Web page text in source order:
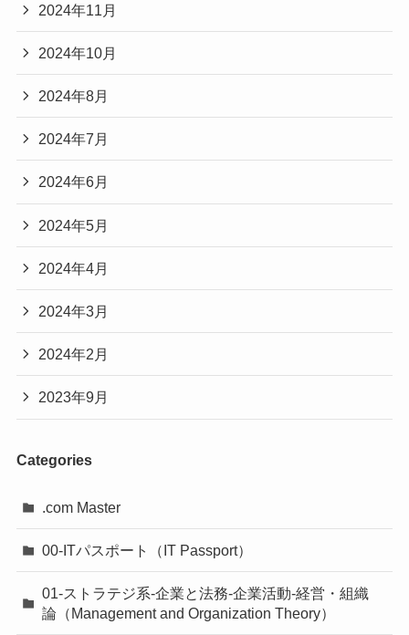
2024年11月
2024年10月
2024年8月
2024年7月
2024年6月
2024年5月
2024年4月
2024年3月
2024年2月
2023年9月
Categories
.com Master
00-ITパスポート（IT Passport）
01-ストラテジ系-企業と法務-企業活動-経営・組織
論（Management and Organization Theory）